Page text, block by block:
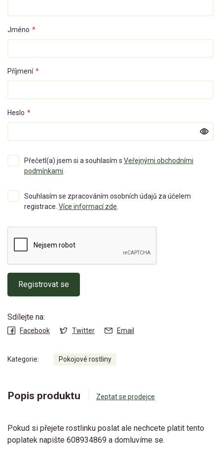
Jméno *
Příjmení *
Heslo *
Přečetl(a) jsem si a souhlasím s Veřejnými obchodními
podmínkami.
Souhlasím se zpracováním osobních údajů za účelem
registrace. Více informací zde.
Registrovat se
Sdílejte na:
Facebook Twitter Email
Kategorie: Pokojové rostliny
Popis produktu Zeptat se prodejce
Pokud si přejete rostlinku poslat ale nechcete platit tento
poplatek napište 608934869 a domluvíme se.